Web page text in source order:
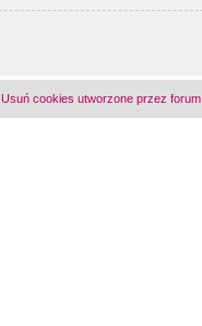
Usuń cookies utworzone przez forum